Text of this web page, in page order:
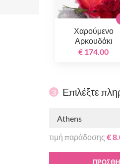
Χαρούμενο
Αρκουδάκι
€ 174.00
3 Επιλέξτε
Athens
τιμή παράδοσης€